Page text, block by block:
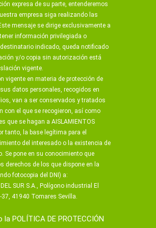
expresa de su parte, entenderemos
empresa siga realizando las
mensaje se dirige exclusivamente a
información privilegiada o
indicado, queda notificado
y/o copia sin autorización está
vigente.
vigente en materia de protección de
datos personales, recogidos en
van a ser conservados y tratados
con el que se recogieron, así como
que se hagan a AISLAMIENTOS
tanto, la base legítima para el
del interesado o la existencia de
Se pone en su conocimiento que
derechos de los que dispone en la
fotocopia del DNI) a:
SUR S.A., Polígono industrial El
41940 Tomares Sevilla.
la POLÍTICA DE PROTECCIÓN